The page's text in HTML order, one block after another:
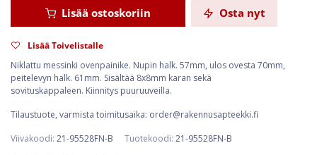
Lisää ostoskoriin Osta nyt
Lisää Toivelistalle
Niklattu messinki ovenpainike. Nupin halk. 57mm, ulos ovesta 70mm,
peitelevyn halk. 61mm. Sisältää 8x8mm karan sekä
sovituskappaleen. Kiinnitys puuruuveilla.
Tilaustuote, varmista toimitusaika: order@rakennusapteekki.fi
Viivakoodi: 21-95528FN-B Tuotekoodi: 21-95528FN-B